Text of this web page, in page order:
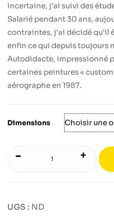
incertaine, j’ai suivi des
Salarié pendant 30 ans,
contraintes, j’ai décidé
enfin ce qui depuis toujours
Autodidacte, impressionné
certaines peintures «
aérographe en 1987.
Dimensions
+
-
UGS : ND